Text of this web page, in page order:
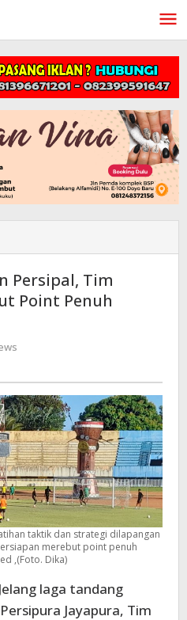
Persipal, Tim
Point Penuh
taktik dan strategi dilapangan
merebut point penuh
,(Foto. Dika)
laga tandang
Jayapura, Tim